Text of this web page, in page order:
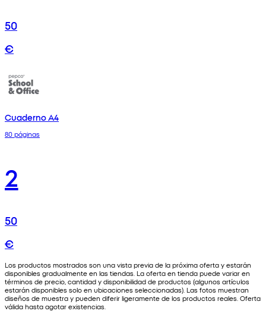
50
€
Cuaderno A4
80 páginas
2
50
€
Los productos mostrados son una vista previa de la próxima oferta y estarán
disponibles gradualmente en las tiendas. La oferta en tienda puede variar en
términos de precio, cantidad y disponibilidad de productos (algunos artículos
estarán disponibles solo en ubicaciones seleccionadas). Las fotos muestran
diseños de muestra y pueden diferir ligeramente de los productos reales. Oferta
válida hasta agotar existencias.